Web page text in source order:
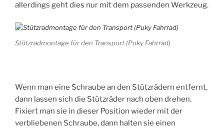
allerdings geht dies nur mit dem passenden Werkzeug.
Stützradmontage für den Transport (Puky Fahrrad)
Wenn man eine Schraube an den Stützrädern entfernt,
dann lassen sich die Stützräder nach oben drehen.
Fixiert man sie in dieser Position wieder mit der
verbliebenen Schraube, dann halten sie einen